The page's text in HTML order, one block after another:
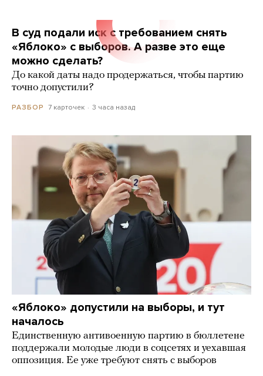
В суд подали иск с требованием снять
«Яблоко» с выборов. А разве это еще
можно сделать?
До какой даты надо продержаться, чтобы партию
точно допустили?
РАЗБОР 7 карточек 3 часа назад
«Яблоко» допустили на выборы, и тут
началось
Единственную антивоенную партию в бюллетене
поддержали молодые люди в соцсетях и уехавшая
оппозиция. Ее уже требуют снять с выборов